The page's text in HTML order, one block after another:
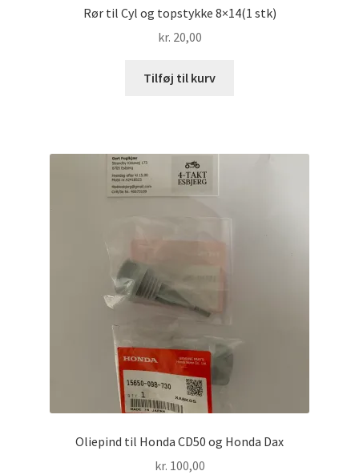
Rør til Cyl og topstykke 8×14(1 stk)
kr. 20,00
Tilføj til kurv
Oliepind til Honda CD50 og Honda Dax
kr. 100,00